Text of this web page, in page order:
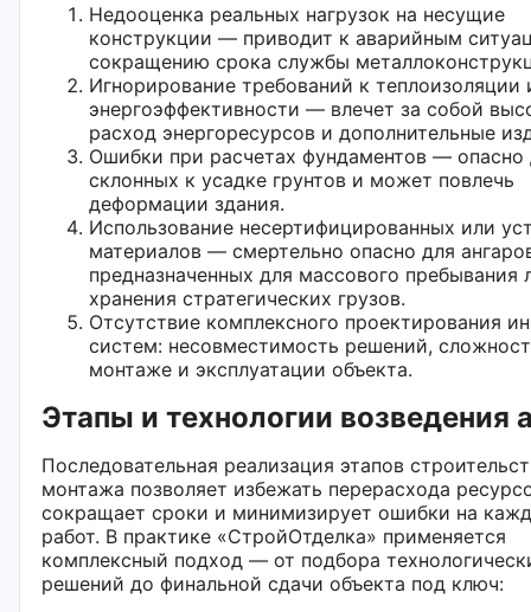
Недооценка реальных нагрузок на несущие
конструкции — приводит к аварийным
сокращению срока службы
Игнорирование требований к теплоизоляции
энергоэффективности — влечет за собой
расход энергоресурсов и дополнительные
Ошибки при расчетах фундаментов — опасно
склонных к усадке грунтов и может повлечь
деформации здания.
Использование несертифицированных или
материалов — смертельно опасно для
предназначенных для массового пребывания
хранения стратегических грузов.
Отсутствие комплексного проектирования
систем: несовместимость решений,
монтаже и эксплуатации объекта.
Этапы и технологии возведения
Последовательная реализация этапов
монтажа позволяет избежать перерасхода
сокращает сроки и минимизирует ошибки на
работ. В практике «СтройОтделка» применяется
комплексный подход — от подбора
решений до финальной сдачи объекта под ключ: